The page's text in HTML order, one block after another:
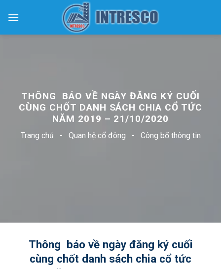
THÔNG BÁO VỀ NGÀY ĐĂNG KÝ CUỐI
CÙNG CHỐT DANH SÁCH CHIA CỔ TỨC
NĂM 2019 – 21/10/2020
Trang chủ - Quan hệ cổ đông - Công bố thông tin
Thông báo về ngày đăng ký cuối
cùng chốt danh sách chia cổ tức